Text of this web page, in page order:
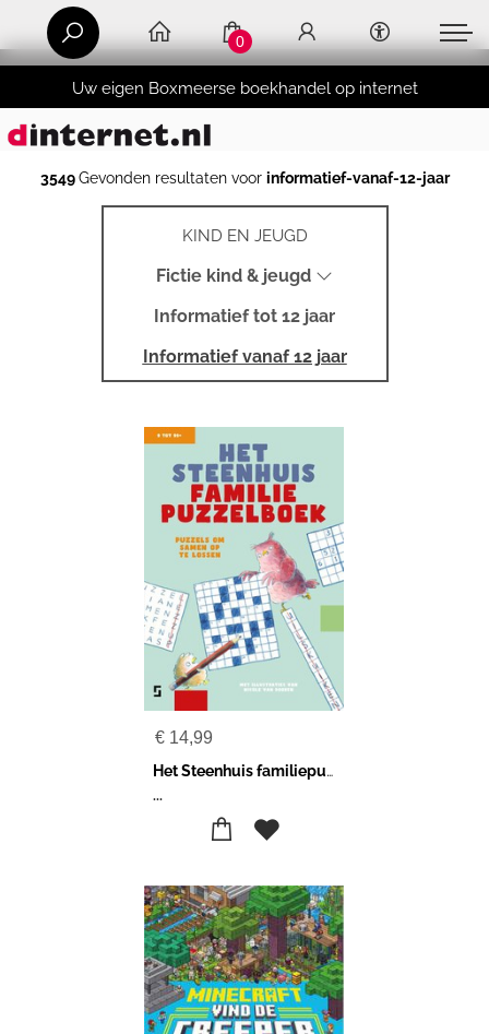
Uw eigen Boxmeerse boekhandel op internet
0
3549Gevonden resultaten voor informatief-vanaf-12-jaar
KIND EN JEUGD
Fictie kind & jeugd
Informatief tot 12 jaar
Informatief vanaf 12 jaar
€ 14,99
Het Steenhuis familiepuzzelboek
...